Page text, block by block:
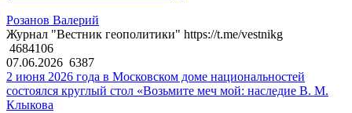
Розанов Валерий
Журнал "Вестник геополитики" https://t.me/vestnikg
4684106
07.06.2026 6387
2 июня 2026 года в Московском доме национальностей
состоялся круглый стол «Возьмите меч мой: наследие В. М.
Клыкова